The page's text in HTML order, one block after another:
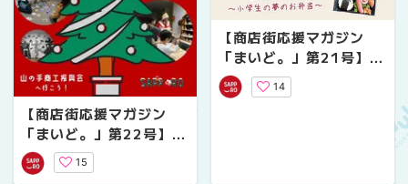
【商店街応援マガジン
「まいど。」第22号】山
の手商工振興会へ行こ
う！
15
【商店街応援マガジン
「まいど。」第21号】行
啓商店街「マルシェ」～
小学生の夢のお弁当～
14